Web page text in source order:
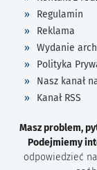
Regulamin
Reklama
Wydanie
Polityka
Nasz kanał
Kanał RSS
Masz problem,
Podejmiemy
odpowiedzieć